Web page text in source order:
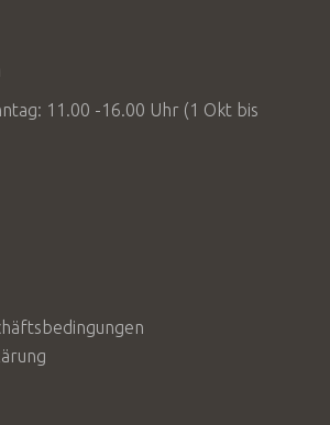
11.00 -16.00 Uhr (1 Okt bis